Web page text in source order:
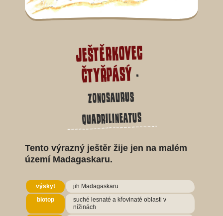
Ještěrkovec
čtyřpásý-
Zonosaurus
quadrilineatus
Tento výrazný ještěr žije jen na malém
území Madagaskaru.
výskyt
jih Madagaskaru
biotop
suché lesnaté a křovinaté oblasti v
nížinách